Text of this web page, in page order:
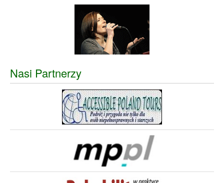
Nasi Partnerzy